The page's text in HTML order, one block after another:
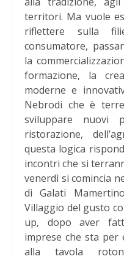
territori. Ma vuole
riflettere sulla
consumatore,
la
formazione, la
moderne e
Nebrodi che è
sviluppare nuovi
ristorazione,
questa logica
incontri che si
venerdì si comincia
di Galati
Villaggio del gusto
up, dopo aver
imprese che sta per
alla tavola